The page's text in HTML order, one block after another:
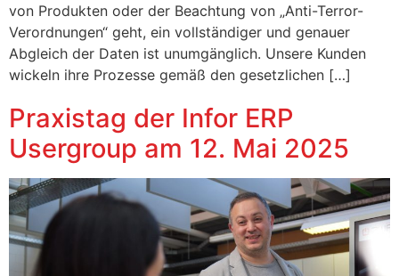
von Produkten oder der Beachtung von „Anti-Terror-
Verordnungen“ geht, ein vollständiger und genauer
Abgleich der Daten ist unumgänglich. Unsere Kunden
wickeln ihre Prozesse gemäß den gesetzlichen […]
Praxistag der Infor ERP
Usergroup am 12. Mai 2025